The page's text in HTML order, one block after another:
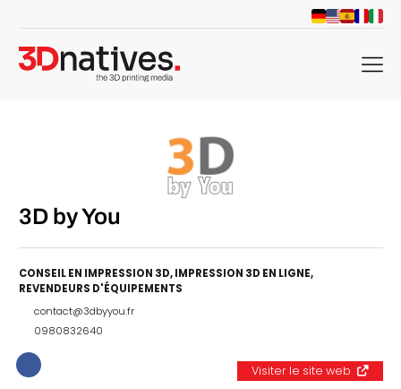
menu
3D by You
CONSEIL EN IMPRESSION 3D,IMPRESSION 3D EN LIGNE,
REVENDEURS D'ÉQUIPEMENTS
contact@3dbyyou.fr
0980832640
Visiter le site web